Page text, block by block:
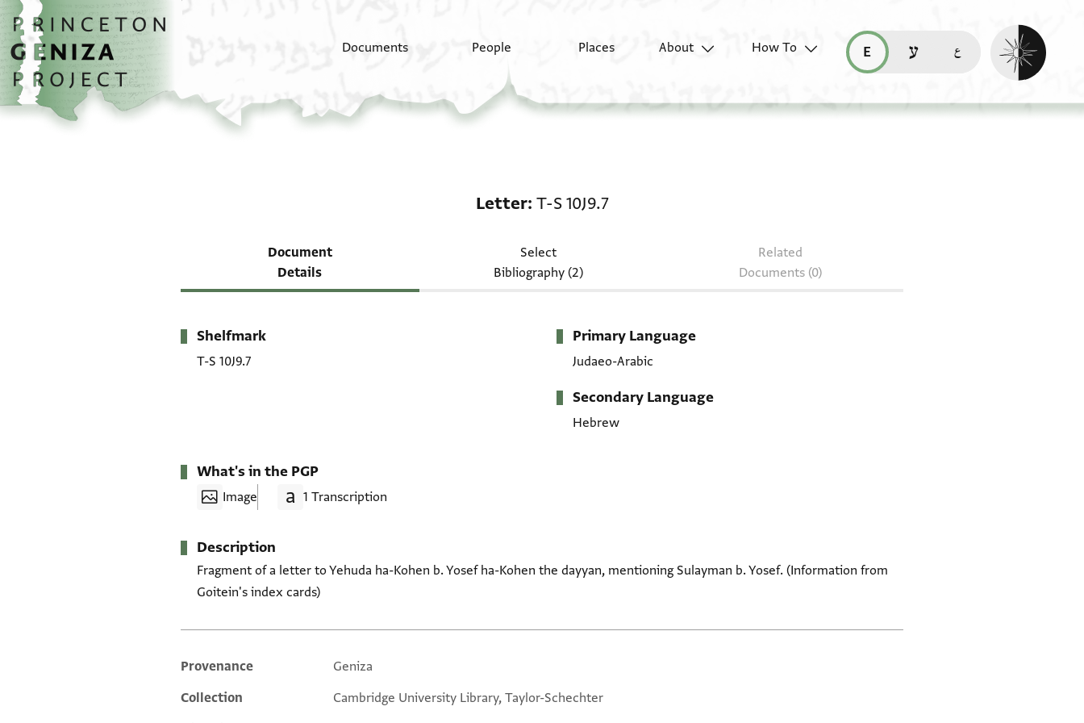
Skip to main content
home
Documents People Places About
How To
read this page in English (en)
קריאת העמוד ב-עברית (he)
Enable dark
Letter T-S 10J9.7
Document
Details
Select
Bibliography (2)
Related
Documents (0)
Metadata
Shelfmark
T-S 10J9.7
Primary Language
Judaeo-Arabic
Secondary Language
Hebrew
What's in the PGP
Image 1 Transcription
Description
Fragment of a letter to Yehuda ha-Kohen b. Yosef ha-Kohen the dayyan, mentioning Sulayman b. Yosef. (Information from
Goitein's index cards)
Additional metadata
Provenance
Geniza
Collection
Cambridge University Library, Taylor-Schechter